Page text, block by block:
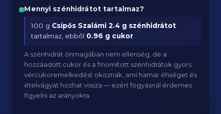
Mennyi szénhidrátot tartalmaz?
100 g Csípős Szalámi 2.4 g szénhidrátot
tartalmaz, ebből 0.96 g cukor
A szénhidrát önmagában nem ellenség, de a
hozzáadott cukor és a finomított szénhidrátok gyors
vércukoremelkedést okoznak, ami hamar éhséget és
ételvágyat hozhat vissza — ezért fogyásnál érdemes
figyelni az arányokra.